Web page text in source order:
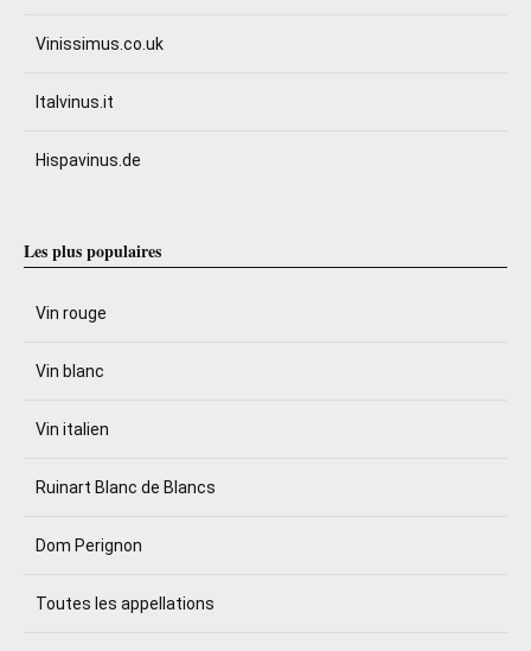
Vinissimus.co.uk
Italvinus.it
Hispavinus.de
Les plus populaires
Vin rouge
Vin blanc
Vin italien
Ruinart Blanc de Blancs
Dom Perignon
Toutes les appellations